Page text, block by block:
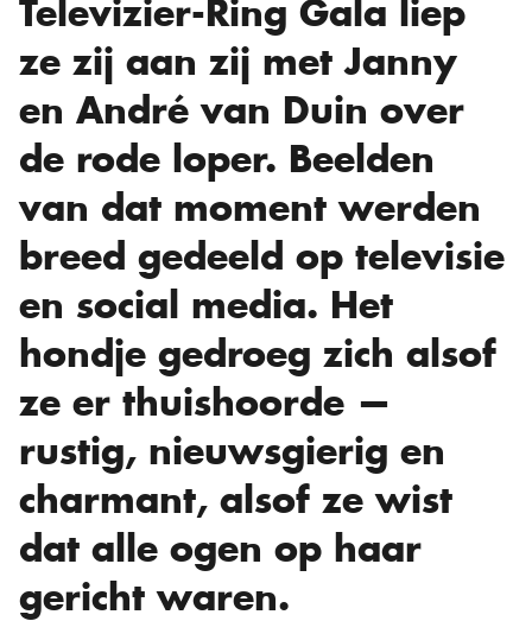
Televizier-Ring Gala liep
ze zij aan zij met Janny
en André van Duin over
de rode loper. Beelden
van dat moment werden
breed gedeeld op televisie
en social media. Het
hondje gedroeg zich alsof
ze er thuishoorde —
rustig, nieuwsgierig en
charmant, alsof ze wist
dat alle ogen op haar
gericht waren.